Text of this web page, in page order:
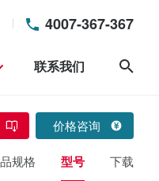
4007-367-367
联系我们
价格咨询
规格 型号 下载